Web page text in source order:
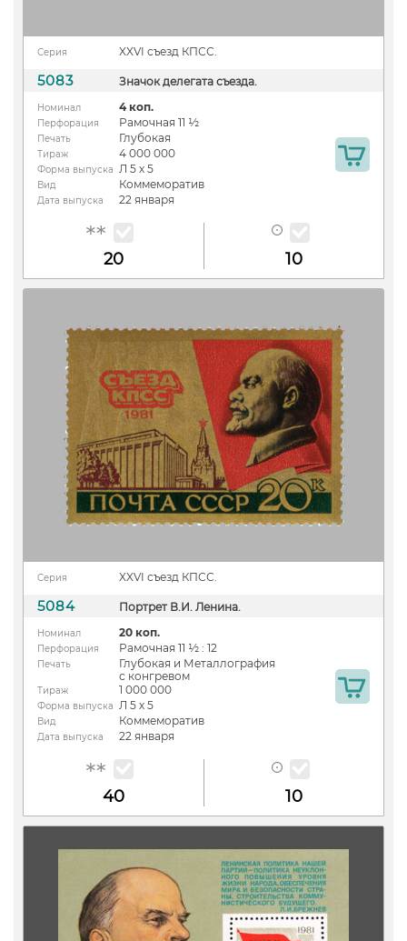
Серия XXVI съезд КПСС.
5083 Значок делегата съезда.
Номинал 4 коп.
Перфорация Рамочная 11 ½
Печать Глубокая
Тираж 4 000 000
Форма выпуска Л 5 х 5
Вид Коммеморатив
Дата выпуска 22 января
20 10
Серия XXVI съезд КПСС.
5084 Портрет В.И. Ленина.
Номинал 20 коп.
Перфорация Рамочная 11 ½ : 12
Печать
Глубокая и Металлография
с конгревом
Тираж 1 000 000
Форма выпуска Л 5 х 5
Вид Коммеморатив
Дата выпуска 22 января
40 10